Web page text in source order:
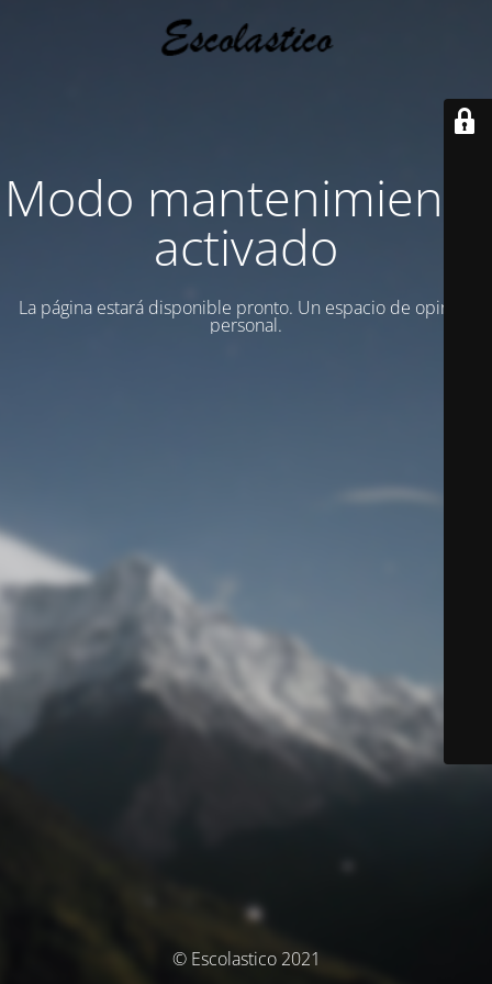
Modo mantenimiento
activado
La página estará disponible pronto. Un espacio de opinion
personal.
© Escolastico 2021